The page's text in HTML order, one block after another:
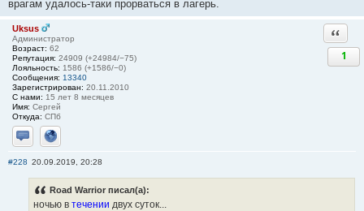
врагам удалось-таки прорваться в лагерь.
Uksus
Администратор
Возраст: 62
Репутация: 24909 (+24984/−75)
Лояльность: 1586 (+1586/−0)
Сообщения: 13340
Зарегистрирован: 20.11.2010
С нами: 15 лет 8 месяцев
Имя: Сергей
Откуда: СПб
Отправить личное сообщение
Сайт
1
#228 20.09.2019, 20:28
Road Warrior писал(а):
ночью в течении двух суток...